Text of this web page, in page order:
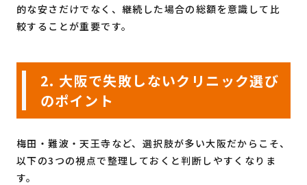
的な安さだけでなく、継続した場合の総額を意識して比
較することが重要です。
2. 大阪で失敗しないクリニック選び
のポイント
梅田・難波・天王寺など、選択肢が多い大阪だからこそ、
以下の3つの視点で整理しておくと判断しやすくなりま
す。